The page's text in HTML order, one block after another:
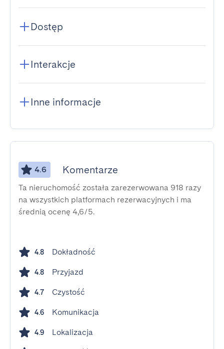
Dostęp
Interakcje
Inne informacje
4.6 Komentarze
Ta nieruchomość została zarezerwowana 918 razy
na wszystkich platformach rezerwacyjnych i ma
średnią ocenę 4,6/5.
4.8 Dokładność
4.8 Przyjazd
4.7 Czystość
4.6 Komunikacja
4.9 Lokalizacja